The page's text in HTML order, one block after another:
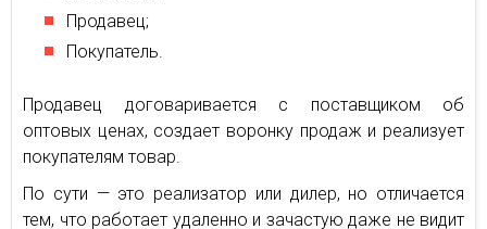
Продавец;
Покупатель.
Продавец договаривается с поставщиком об
оптовых ценах, создает воронку продаж и реализует
покупателям товар.
По сути — это реализатор или дилер, но отличается
тем, что работает удаленно и зачастую даже не видит